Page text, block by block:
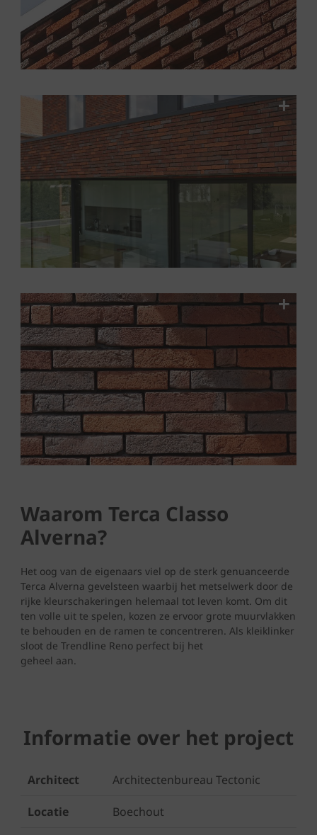
Waarom Terca Classo
Alverna?
Het oog van de eigenaars viel op de sterk genuanceerde
Terca Alverna gevelsteen waarbij het metselwerk door de
rijke kleurschakeringen helemaal tot leven komt. Om dit
ten volle uit te spelen, kozen ze ervoor grote muurvlakken
te behouden en de ramen te concentreren. Als kleiklinker
sloot de Trendline Reno perfect bij het
geheel aan.
Informatie over het project
Architect Architectenbureau Tectonic
Locatie Boechout